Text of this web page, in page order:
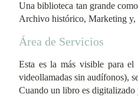
Una biblioteca tan grande
Archivo histórico, Marketing y,
Área de Servicios
Esta es la más visible para el
videollamadas sin audífonos),
Cuando un libro es digitalizado